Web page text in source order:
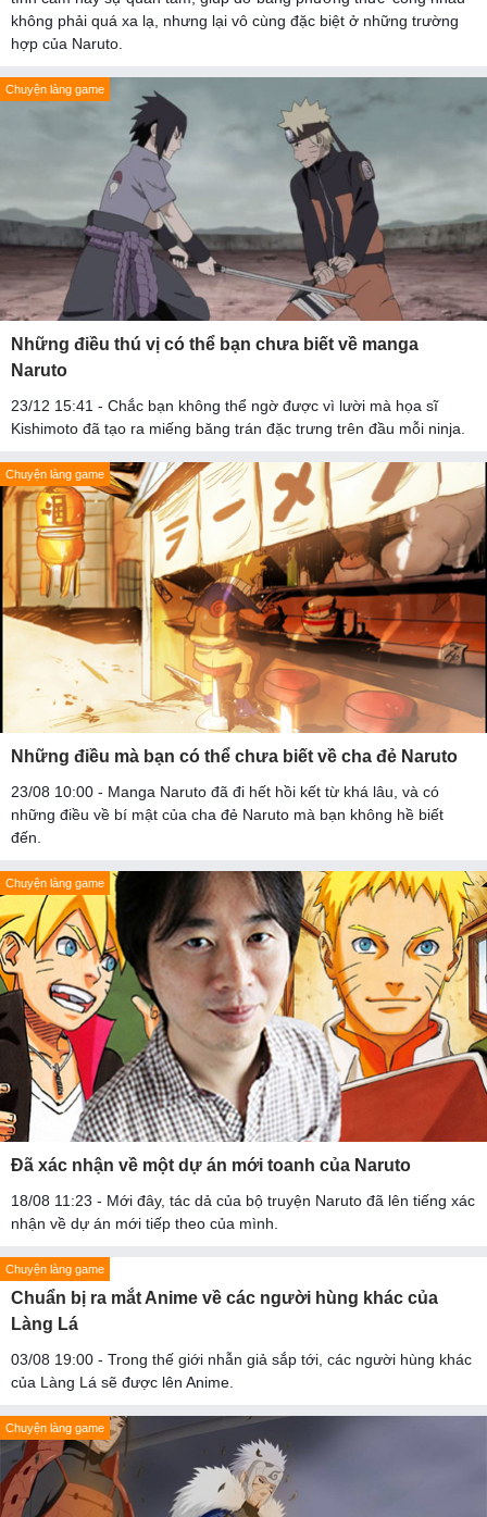
không phải quá xa lạ, nhưng lại vô cùng đặc biệt ở những trường
hợp của Naruto.
Chuyện làng game
Những điều thú vị có thể bạn chưa biết về manga
Naruto
23/12 15:41 - Chắc bạn không thể ngờ được vì lười mà họa sĩ
Kishimoto đã tạo ra miếng băng trán đặc trưng trên đầu mỗi ninja.
Chuyện làng game
Những điều mà bạn có thể chưa biết về cha đẻ Naruto
23/08 10:00 - Manga Naruto đã đi hết hồi kết từ khá lâu, và có
những điều về bí mật của cha đẻ Naruto mà bạn không hề biết
đến.
Chuyện làng game
Đã xác nhận về một dự án mới toanh của Naruto
18/08 11:23 - Mới đây, tác dả của bộ truyện Naruto đã lên tiếng xác
nhận về dự án mới tiếp theo của mình.
Chuyện làng game
Chuẩn bị ra mắt Anime về các người hùng khác của
Làng Lá
03/08 19:00 - Trong thế giới nhẫn giả sắp tới, các người hùng khác
của Làng Lá sẽ được lên Anime.
Chuyện làng game